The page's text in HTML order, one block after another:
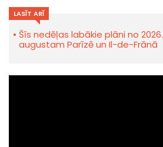
LASĪT ARĪ
Šīs nedēļas labākie plāni no
augustam Parīzē un Il-de-Frānā